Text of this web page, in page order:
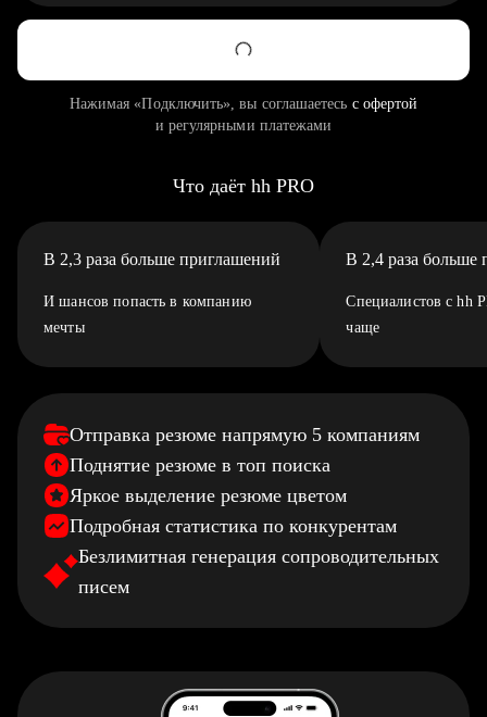
Нажимая «Подключить», вы соглашаетесь с офертой
и регулярными платежами
Что даёт hh PRO
В 2,3 раза больше приглашений
И шансов попасть в компанию
мечты
В 2,4 раза больше
Специалистов с hh
чаще
Отправка резюме напрямую 5 компаниям
Поднятие резюме в топ поиска
Яркое выделение резюме цветом
Подробная статистика по конкурентам
Безлимитная генерация сопроводительных
писем